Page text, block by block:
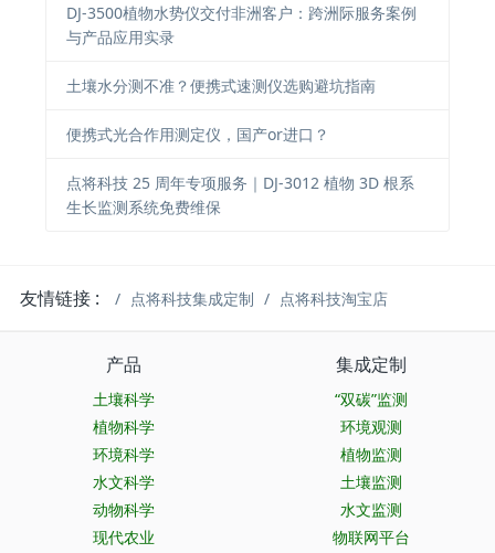
DJ-3500植物水势仪交付非洲客户：跨洲际服务案例
与产品应用实录
土壤水分测不准？便携式速测仪选购避坑指南
便携式光合作用测定仪，国产or进口？
点将科技 25 周年专项服务｜DJ-3012 植物 3D 根系
生长监测系统免费维保
友情链接 : 点将科技集成定制 点将科技淘宝店
产品
土壤科学
植物科学
环境科学
水文科学
动物科学
现代农业
集成定制
“双碳”监测
环境观测
植物监测
土壤监测
水文监测
物联网平台